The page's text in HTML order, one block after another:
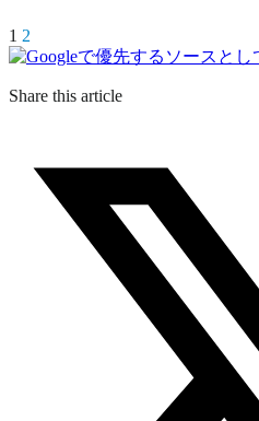
1 2
Share this article